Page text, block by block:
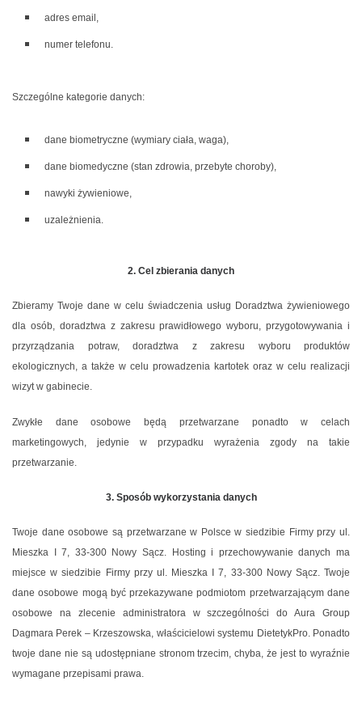
adres email,
numer telefonu.​
Szczególne kategorie danych:
dane biometryczne (wymiary ciała, waga),
dane biomedyczne (stan zdrowia, przebyte choroby),
nawyki żywieniowe,
uzależnienia.
2. Cel zbierania danych
Zbieramy Twoje dane w celu świadczenia usług Doradztwa żywieniowego
dla osób, doradztwa z zakresu prawidłowego wyboru, przygotowywania i
przyrządzania potraw, doradztwa z zakresu wyboru produktów
ekologicznych, a także w celu prowadzenia kartotek oraz w celu realizacji
wizyt w gabinecie.
Zwykłe dane osobowe będą przetwarzane ponadto w celach
marketingowych, jedynie w przypadku wyrażenia zgody na takie
przetwarzanie.
3. Sposób wykorzystania danych
Twoje dane osobowe są przetwarzane w Polsce w siedzibie Firmy przy ul.
Mieszka I 7, 33-300 Nowy Sącz. Hosting i przechowywanie danych ma
miejsce w siedzibie Firmy przy ul. Mieszka I 7, 33-300 Nowy Sącz. Twoje
dane osobowe mogą być przekazywane podmiotom przetwarzającym dane
osobowe na zlecenie administratora w szczególności do Aura Group
Dagmara Perek – Krzeszowska, właścicielowi systemu DietetykPro. Ponadto
twoje dane nie są udostępniane stronom trzecim, chyba, że jest to wyraźnie
wymagane przepisami prawa.